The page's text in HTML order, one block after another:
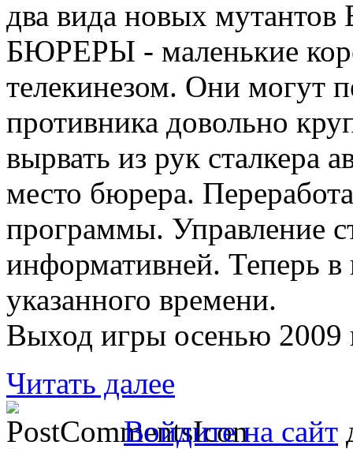
два вида новых
БЮРЕРЫ - маленькие
телекинезом. Они могут
противника довольно
вырвать из рук сталкера
место бюрера.
программы. Управление
информативней. Теперь
указанного времени.
Выход игры осенью 2009
Читать далее
Войдите на сайт